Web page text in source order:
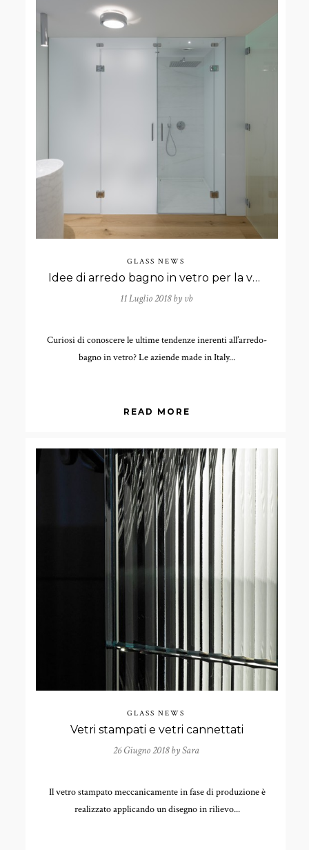
GLASS NEWS
Idee di arredo bagno in vetro per la vostra casa!
11 Luglio 2018 by vb
Curiosi di conoscere le ultime tendenze inerenti all’arredo-
bagno in vetro? Le aziende made in Italy...
READ MORE
GLASS NEWS
Vetri stampati e vetri cannettati
26 Giugno 2018 bySara
Il vetro stampato meccanicamente in fase di produzione è
realizzato applicando un disegno in rilievo...